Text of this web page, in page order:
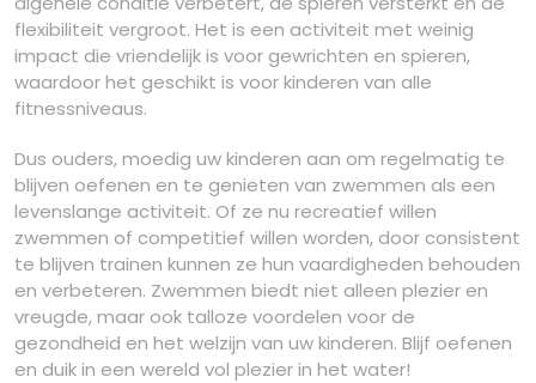
flexibiliteit vergroot. Het is een activiteit met weinig
impact die vriendelijk is voor gewrichten en spieren,
waardoor het geschikt is voor kinderen van alle
fitnessniveaus.
Dus ouders, moedig uw kinderen aan om regelmatig te
blijven oefenen en te genieten van zwemmen als een
levenslange activiteit. Of ze nu recreatief willen
zwemmen of competitief willen worden, door consistent
te blijven trainen kunnen ze hun vaardigheden behouden
en verbeteren. Zwemmen biedt niet alleen plezier en
vreugde, maar ook talloze voordelen voor de
gezondheid en het welzijn van uw kinderen. Blijf oefenen
en duik in een wereld vol plezier in het water!